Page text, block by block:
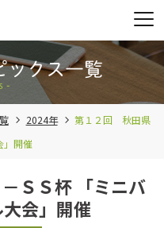
2024年
第１２回 秋田県
」開催
ＳＳ杯 「ミニバ
会」開催